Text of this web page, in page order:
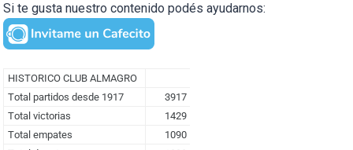
Si te gusta nuestro contenido podés ayudarnos: